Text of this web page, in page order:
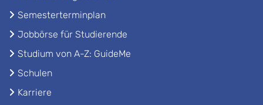
Semesterterminplan
Jobbörse für Studierende
Studium von A-Z: GuideMe
Schulen
Karriere